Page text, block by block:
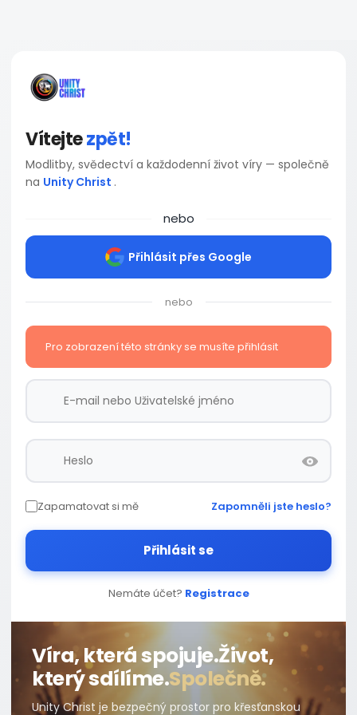
Vítejtezpět!
Modlitby, svědectví a každodenní život víry — společně
na Unity Christ .
nebo
Přihlásit přes Google
nebo
Pro zobrazení této stránky se musíte přihlásit
Zapamatovat si mě Zapomněli jste heslo?
Přihlásit se
Nemáte účet? Registrace
Víra, která spojuje.Život,
který sdílíme.Společně.
Unity Christ je bezpečný prostor pro křesťanskou